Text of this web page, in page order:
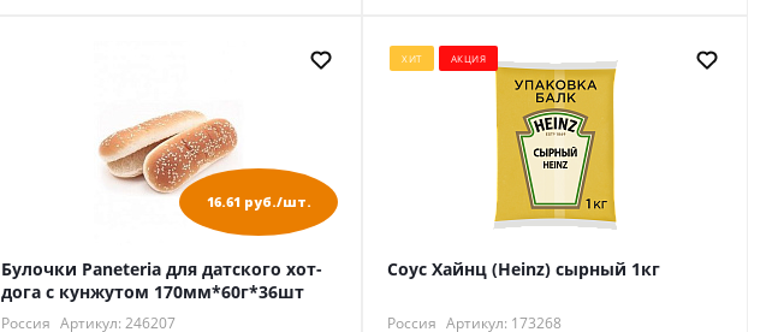
16.61 руб./шт.
Булочки Paneteria для датского хот-
дога с кунжутом 170мм*60г*36шт
Россия Артикул: 246207
ХИТ АКЦИЯ
Соус Хайнц (Heinz) сырный 1кг
Россия Артикул: 173268